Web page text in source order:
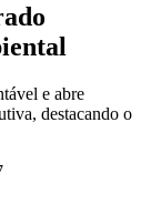
e abre
destacando o